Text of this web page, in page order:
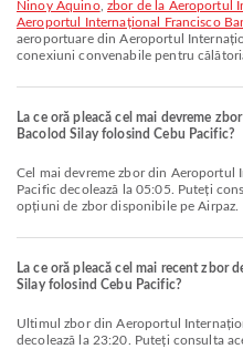
Ninoy Aquino, zbor de la Aeroportul
Aeroportul Internațional Francisco
aeroportuare din Aeroportul
conexiuni convenabile pentru
La ce oră pleacă cel mai devreme
Bacolod Silay folosind Cebu Pacific?
Cel mai devreme zbor din Aeroportul Internațional Bacolod Silay cu Cebu
Pacific decolează la 05:05. Puteți
opțiuni de zbor disponibile pe Airpaz.
La ce oră pleacă cel mai recent zbor
Silay folosind Cebu Pacific?
Ultimul zbor din Aeroportul Internațional Bacolod Silay cu Cebu Pacific
decolează la 23:20. Puteți consulta